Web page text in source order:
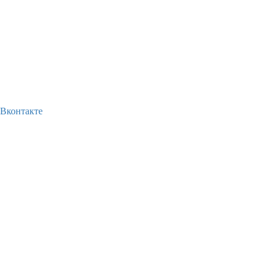
Вконтакте